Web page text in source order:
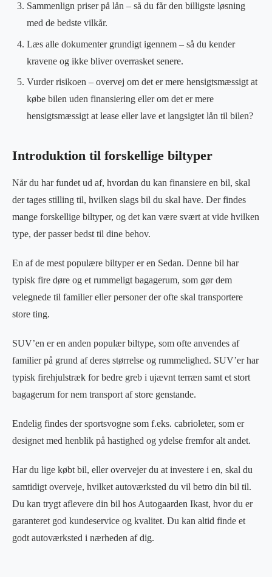
Sammenlign priser på lån – så du får den billigste løsning
med de bedste vilkår.
Læs alle dokumenter grundigt igennem – så du kender
kravene og ikke bliver overrasket senere.
Vurder risikoen – overvej om det er mere hensigtsmæssigt at
købe bilen uden finansiering eller om det er mere
hensigtsmæssigt at lease eller lave et langsigtet lån til bilen?
Introduktion til forskellige biltyper
Når du har fundet ud af, hvordan du kan finansiere en bil, skal
der tages stilling til, hvilken slags bil du skal have. Der findes
mange forskellige biltyper, og det kan være svært at vide hvilken
type, der passer bedst til dine behov.
En af de mest populære biltyper er en Sedan. Denne bil har
typisk fire døre og et rummeligt bagagerum, som gør dem
velegnede til familier eller personer der ofte skal transportere
store ting.
SUV’en er en anden populær biltype, som ofte anvendes af
familier på grund af deres størrelse og rummelighed. SUV’er har
typisk firehjulstræk for bedre greb i ujævnt terræn samt et stort
bagagerum for nem transport af store genstande.
Endelig findes der sportsvogne som f.eks. cabrioleter, som er
designet med henblik på hastighed og ydelse fremfor alt andet.
Har du lige købt bil, eller overvejer du at investere i en, skal du
samtidigt overveje, hvilket autoværksted du vil betro din bil til.
Du kan trygt aflevere din bil hos Autogaarden Ikast, hvor du er
garanteret god kundeservice og kvalitet. Du kan altid finde et
godt autoværksted i nærheden af dig.